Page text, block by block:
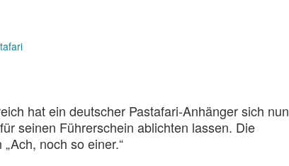
hat ein deutscher Pastafari-Anhänger sich nun
seinen Führerschein ablichten lassen. Die
noch so einer.“